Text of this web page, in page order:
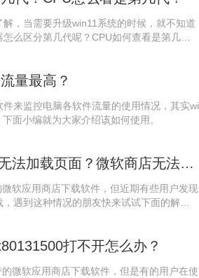
，当需要升级win11系统的时候，就不知道
么区分第几代呢？CPU如何查看是第几
量最高？
来监控电脑各软件流量的使用情况，其实wi
面小编就为大家介绍该如何使用。
Microsoft Store微软商店无法加载页面？微软商店无法加载页面的解决方法
软应用商店下载软件，但近期有些用户发现
遇到这种情况的朋友快来试试下面的解决
打不开怎么办？
微软应用商店下载软件，但是有的用户在使